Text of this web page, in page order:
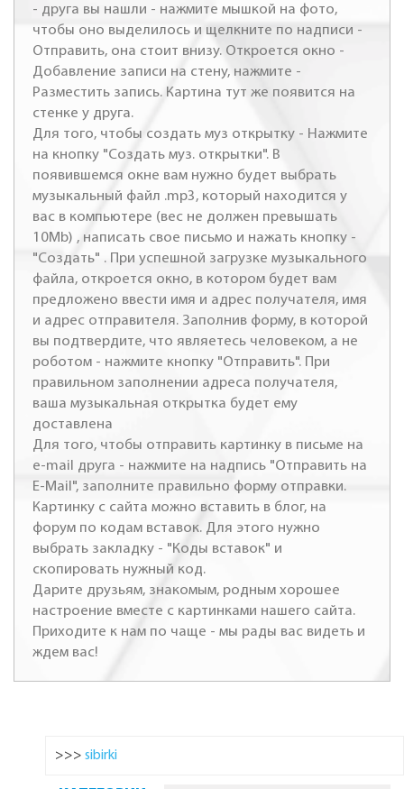
- друга вы нашли - нажмите мышкой на фото,
чтобы оно выделилось и щелкните по надписи -
Отправить, она стоит внизу. Откроется окно -
Добавление записи на стену, нажмите -
Разместить запись. Картина тут же появится на
стенке у друга.
Для того, чтобы создать муз открытку - Нажмите
на кнопку "Создать муз. открытки". В
появившемся окне вам нужно будет выбрать
музыкальный файл .mp3, который находится у
вас в компьютере (вес не должен превышать
10Mb) , написать свое письмо и нажать кнопку -
"Создать" . При успешной загрузке музыкального
файла, откроется окно, в котором будет вам
предложено ввести имя и адрес получателя, имя
и адрес отправителя. Заполнив форму, в которой
вы подтвердите, что являетесь человеком, а не
роботом - нажмите кнопку "Отправить". При
правильном заполнении адреса получателя,
ваша музыкальная открытка будет ему
доставлена
Для того, чтобы отправить картинку в письме на
e-mail друга - нажмите на надпись "Отправить на
E-Mail", заполните правильно форму отправки.
Картинку с сайта можно вставить в блог, на
форум по кодам вставок. Для этого нужно
выбрать закладку - "Коды вставок" и
скопировать нужный код.
Дарите друзьям, знакомым, родным хорошее
настроение вместе с картинками нашего сайта.
Приходите к нам по чаще - мы рады вас видеть и
ждем вас!
>>> sibirki